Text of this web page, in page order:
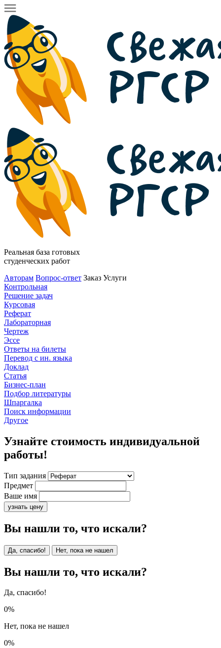
Реальная база готовых
студенческих работ
Авторам Вопрос-ответ Заказ Услуги
Контрольная
Решение задач
Курсовая
Реферат
Лабораторная
Чертеж
Эссе
Ответы на билеты
Перевод с ин. языка
Доклад
Статья
Бизнес-план
Подбор литературы
Шпаргалка
Поиск информации
Другое
Узнайте стоимость индивидуальной
работы!
Тип задания
Предмет
Ваше имя
узнать цену
Вы нашли то, что искали?
Да, спасибо! Нет, пока не нашел
Вы нашли то, что искали?
Да, спасибо!
0%
Нет, пока не нашел
0%